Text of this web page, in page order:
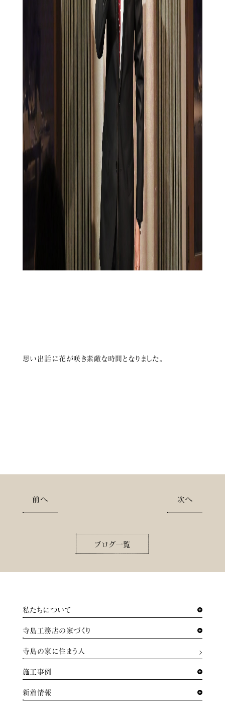
思い出話に花が咲き素敵な時間となりました。
前へ
ブログ一覧
次へ
私たちについて
寺島工務店の家づくり
寺島の家に住まう人
施工事例
新着情報